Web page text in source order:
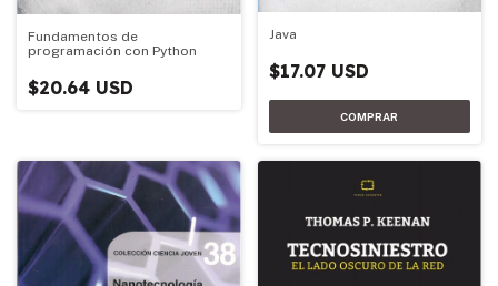
Fundamentos de
programación con Python
$20.64 USD
Java
$17.07 USD